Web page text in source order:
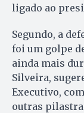
ligado ao
Segundo, a
foi um golpe
ainda mais
Silveira,
Executivo,
outras